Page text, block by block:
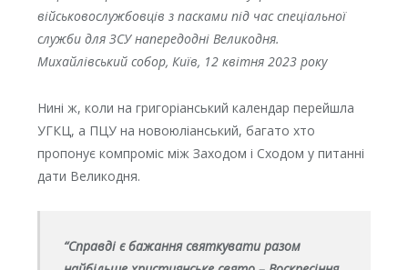
військовослужбовців з пасками під час спеціальної
служби для ЗСУ напередодні Великодня.
Михайлівський собор, Київ, 12 квітня 2023 року
Нині ж, коли на григоріанський календар перейшла
УГКЦ, а ПЦУ на новоюліанський, багато хто
пропонує компроміс між Заходом і Сходом у питанні
дати Великодня.
“Справді є бажання святкувати разом